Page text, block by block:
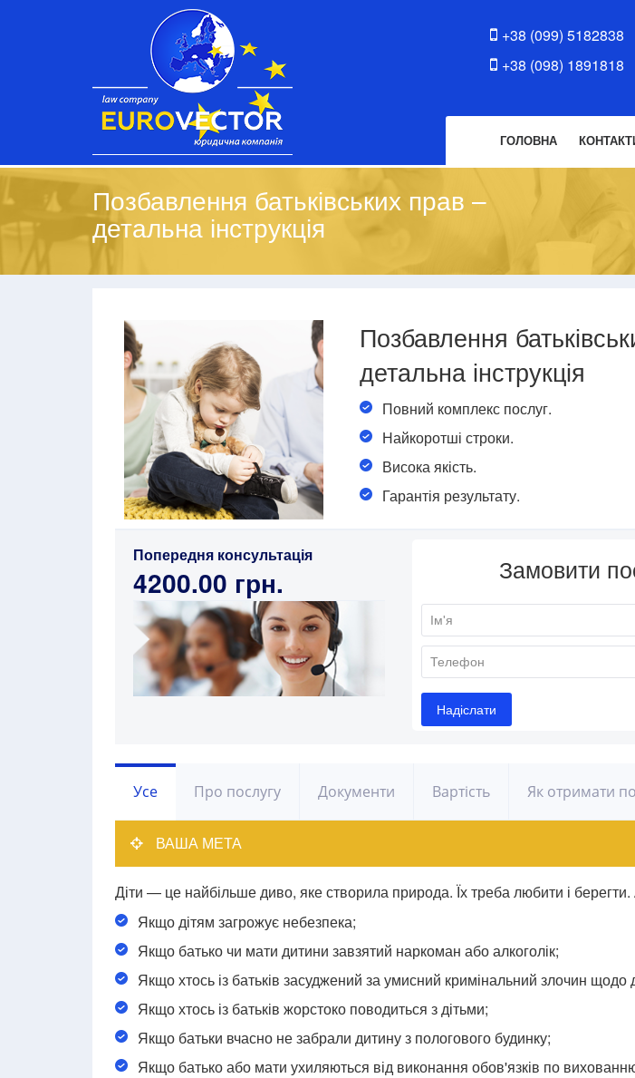
+38 (099) 5182838
+38 (098) 1891818
ГОЛОВНА
Позбавлення батьківських прав –
детальна інструкція
Позбавлення
детальна інструкція
Повний комплекс послуг.
Найкоротші строки.
Висока якість.
Гарантія результату.
Попередня консультація
4200.00 грн.
Усе Про послугу Документи Вартість Як отримати
ВАША МЕТА
Діти — це найбільше диво, яке створила природа. Їх треба любити і
Якщо дітям загрожує небезпека;
Якщо батько чи мати дитини завзятий наркоман або алкоголік;
Якщо хтось із батьків засуджений за умисний кримінальний злочин щодо
Якщо хтось із батьків жорстоко поводиться з дітьми;
Якщо батьки вчасно не забрали дитину з пологового будинку;
Якщо батько або мати ухиляються від виконання обов'язків по